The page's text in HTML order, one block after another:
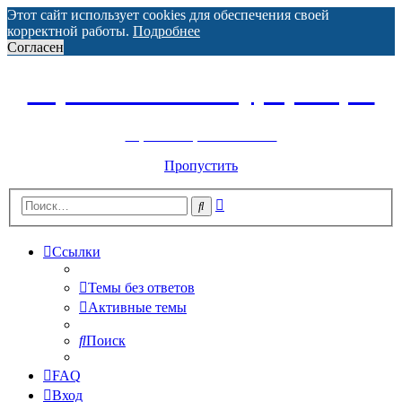
Этот сайт использует cookies для обеспечения своей
корректной работы. Подробнее
Согласен
Пропустить
Поиск
Ссылки
Темы без ответов
Активные темы
Поиск
FAQ
Вход